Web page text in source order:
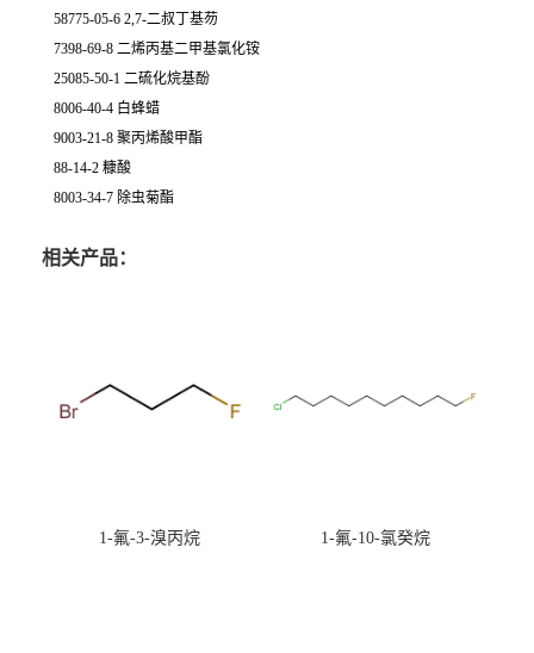
58775-05-6 2,7-二叔丁基芴
7398-69-8 二烯丙基二甲基氯化铵
25085-50-1 二硫化烷基酚
8006-40-4 白蜂蜡
9003-21-8 聚丙烯酸甲酯
88-14-2 糠酸
8003-34-7 除虫菊酯
相关产品：
1-氟-3-溴丙烷 1-氟-10-氯癸烷